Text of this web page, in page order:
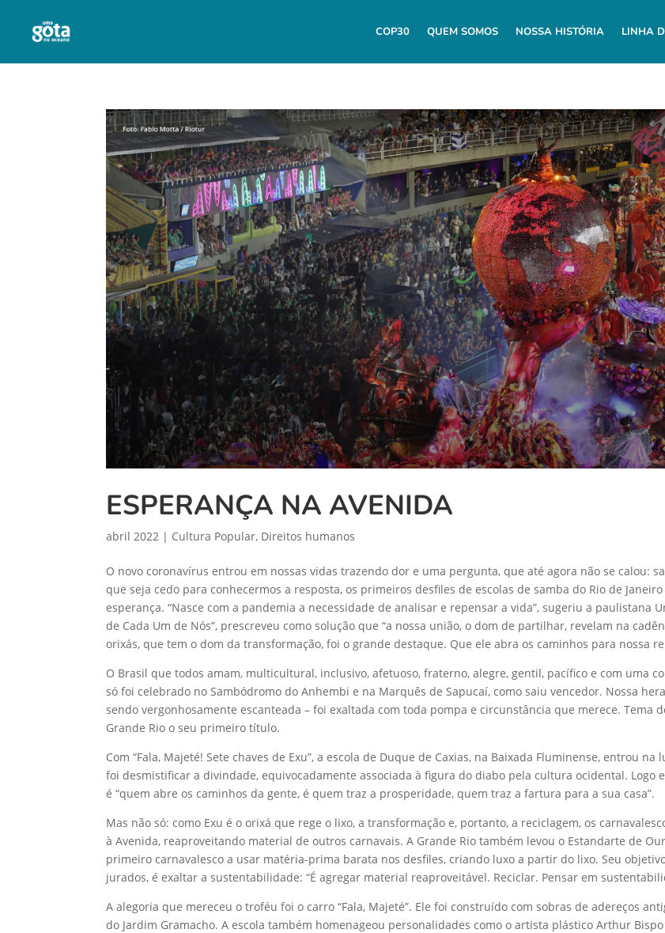
COP30 QUEM SOMOS NOSSA HISTÓRIA LINHA
ESPERANÇA NA AVENIDA
abril 2022 | Cultura Popular, Direitos humanos
O novo coronavírus entrou em nossas vidas trazendo dor e uma pergunta, que até agora não se calou:
que seja cedo para conhecermos a resposta, os primeiros desfiles de escolas de samba do Rio de
esperança. “Nasce com a pandemia a necessidade de analisar e repensar a vida”, sugeriu a paulistana
de Cada Um de Nós”, prescreveu como solução que “a nossa união, o dom de partilhar, revelam na
orixás, que tem o dom da transformação, foi o grande destaque. Que ele abra os caminhos para nossa
O Brasil que todos amam, multicultural, inclusivo, afetuoso, fraterno, alegre, gentil, pacífico e com uma
só foi celebrado no Sambódromo do Anhembi e na Marquês de Sapucaí, como saiu vencedor. Nossa
sendo vergonhosamente escanteada – foi exaltada com toda pompa e circunstância que merece. Tema
Grande Rio o seu primeiro título.
Com “Fala, Majeté! Sete chaves de Exu”, a escola de Duque de Caxias, na Baixada Fluminense, entrou
foi desmistificar a divindade, equivocadamente associada à figura do diabo pela cultura ocidental. Logo
é “quem abre os caminhos da gente, é quem traz a prosperidade, quem traz a fartura para a sua casa”.
Mas não só: como Exu é o orixá que rege o lixo, a transformação e, portanto, a reciclagem, os
à Avenida, reaproveitando material de outros carnavais. A Grande Rio também levou o Estandarte de
primeiro carnavalesco a usar matéria-prima barata nos desfiles, criando luxo a partir do lixo. Seu
jurados, é exaltar a sustentabilidade: “É agregar material reaproveitável. Reciclar. Pensar em
A alegoria que mereceu o troféu foi o carro “Fala, Majeté”. Ele foi construído com sobras de adereços
do Jardim Gramacho. A escola também homenageou personalidades como o artista plástico Arthur